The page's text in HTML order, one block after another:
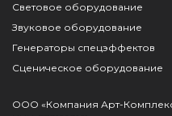
Световое оборудование
Звуковое оборудование
Генераторы спецэффектов
Сценическое оборудование
ООО «Компания Арт-